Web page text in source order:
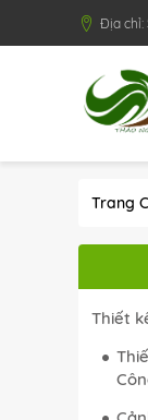
Địa chỉ:
Trang
Thiết